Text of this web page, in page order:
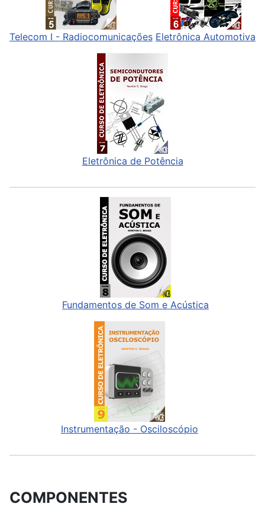
Telecom I - Radiocomunicações Eletrônica Automotiva
Eletrônica de Potência
Fundamentos de Som e Acústica
Instrumentação - Osciloscópio
COMPONENTES